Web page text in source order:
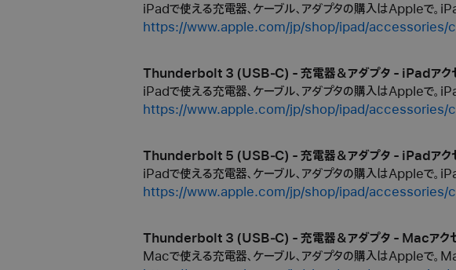
iPadで使える充電器、ケーブル、アダプタの購入はAppleで。
https://www.apple.com/jp/shop/ipad/
Thunderbolt 3 (USB‑C) - 充電器＆アダプタ - iPadアクセ
iPadで使える充電器、ケーブル、アダプタの購入はAppleで。
https://www.apple.com/jp/shop/ipad/
Thunderbolt 5 (USB‑C) - 充電器＆アダプタ - iPadアクセ
iPadで使える充電器、ケーブル、アダプタの購入はAppleで。
https://www.apple.com/jp/shop/ipad/
Thunderbolt 3 (USB‑C) - 充電器＆アダプタ - Macアクセ
Macで使える充電器、ケーブル、アダプタの購入はAppleで。